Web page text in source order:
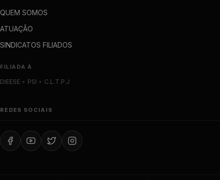
QUEM SOMOS
ATUAÇÃO
SINDICATOS FILIADOS
FILIADA À
DIEESE • PSI • C.L.T.P.J
REDES SOCIAIS